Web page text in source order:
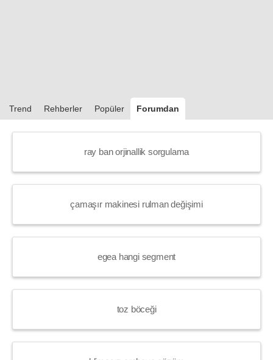
Trend Rehberler Popüler Forumdan
ray ban orjinallik sorgulama
çamaşır makinesi rulman değişimi
egea hangi segment
toz böceği